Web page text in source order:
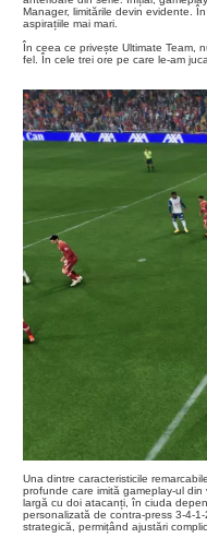
j
Manager, limitările devin evidente.
aspirațiile mai mari.
În ceea ce privește Ultimate Team,
fel. În cele trei ore pe care le-am
Una dintre caracteristicile
profunde care imită gameplay-ul
largă cu doi atacanți, în ciuda
personalizată de contra-press 3-4-
strategică, permițând ajustări